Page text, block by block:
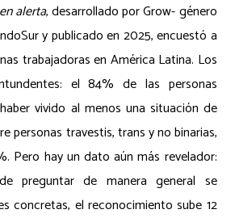
alerta, desarrollado por Grow- género
y publicado en 2025, encuestó a
trabajadoras en América Latina. Los
el 84% de las personas
vivido al menos una situación de
personas travestis, trans y no binarias,
Pero hay un dato aún más revelador:
preguntar de manera general se
concretas, el reconocimiento sube 12